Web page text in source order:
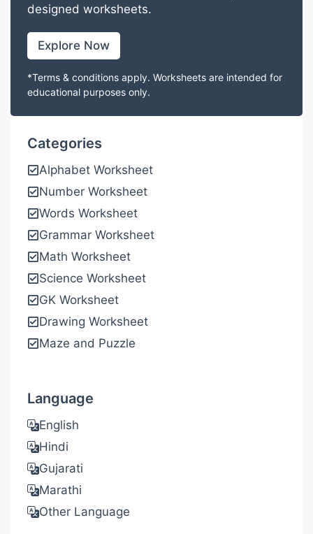
designed worksheets.
Explore Now
*Terms & conditions apply. Worksheets are intended for
educational purposes only.
Categories
Alphabet Worksheet
Number Worksheet
Words Worksheet
Grammar Worksheet
Math Worksheet
Science Worksheet
GK Worksheet
Drawing Worksheet
Maze and Puzzle
Language
English
Hindi
Gujarati
Marathi
Other Language